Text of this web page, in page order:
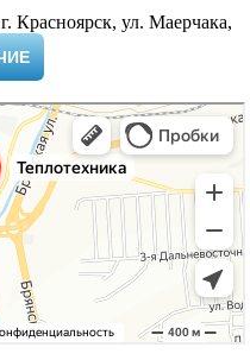
Красноярск, ул. Маерчака,